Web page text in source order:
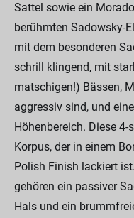
Sattel sowie ein
berühmten Sadowsky-
mit dem besonderen
schrill klingend, mit
matschigen!) Bässen,
aggressiv sind, und
Höhenbereich. Diese
Korpus, der in einem
Polish Finish lackiert
gehören ein passiver
Hals und ein